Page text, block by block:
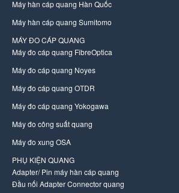
Máy hàn cáp quang Hàn Quốc
Máy hàn cáp quang Sumitomo
MÁY ĐO CÁP QUANG
Máy đo cáp quang FibreOptica
Máy đo cáp quang Noyes
Máy đo cáp quang OTDR
Máy đo cáp quang Yokogawa
Máy đo công suất quang
Máy đo xung OSA
PHỤ KIỆN QUANG
Adapter/ Pin máy hàn cáp quang
Đầu nối Adapter Connector quang